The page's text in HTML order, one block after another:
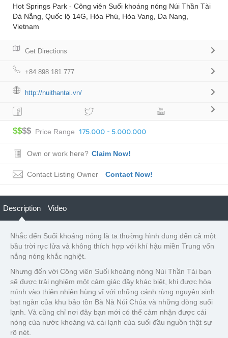
Hot Springs Park - Công viên Suối khoáng nóng Núi Thần Tài
Đà Nẵng, Quốc lộ 14G, Hòa Phú, Hòa Vang, Da Nang,
Vietnam
Get Directions
+84 898 181 777
http://nuithantai.vn/
$$$$ Price Range 175.000 - 5.000.000
Own or work here? Claim Now!
Contact Listing Owner Contact Now!
Description Video
Nhắc đến Suối khoáng nóng là ta thường hình dung đến cả một
bầu trời rực lửa và không thích hợp với khí hậu miền Trung vốn
nắng nóng khắc nghiệt.
Nhưng đến với Công viên Suối khoáng nóng Núi Thần Tài bạn
sẽ được trải nghiệm một cảm giác đầy khác biệt, khi được hòa
mình vào thiên nhiên hùng vĩ với những cánh rừng nguyên sinh
bạt ngàn của khu bảo tồn Bà Nà Núi Chúa và những dòng suối
lạnh. Và cũng chỉ nơi đây bạn mới có thể cảm nhận được cái
nóng của nước khoáng và cái lạnh của suối đầu nguồn thật sự
rõ nét.